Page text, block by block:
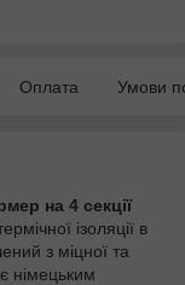
Оплата Умови
на 4 секції
ізоляції в
з міцної та
німецьким